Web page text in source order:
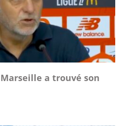
a trouvé son